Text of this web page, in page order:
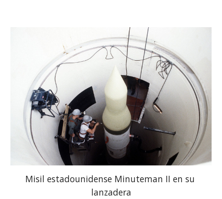
Misil estadounidense Minuteman II en su
lanzadera